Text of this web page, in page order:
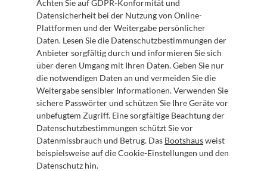
Achten Sie auf GDPR-Konformität und
Datensicherheit bei der Nutzung von Online-
Plattformen und der Weitergabe persönlicher
Daten. Lesen Sie die Datenschutzbestimmungen der
Anbieter sorgfältig durch und informieren Sie sich
über deren Umgang mit Ihren Daten. Geben Sie nur
die notwendigen Daten an und vermeiden Sie die
Weitergabe sensibler Informationen. Verwenden Sie
sichere Passwörter und schützen Sie Ihre Geräte vor
unbefugtem Zugriff. Eine sorgfältige Beachtung der
Datenschutzbestimmungen schützt Sie vor
Datenmissbrauch und Betrug. Das Bootshaus weist
beispielsweise auf die Cookie-Einstellungen und den
Datenschutz hin.